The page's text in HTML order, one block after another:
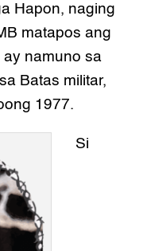
Hapon, naging
matapos ang
namuno sa
Batas militar,
1977.
Si